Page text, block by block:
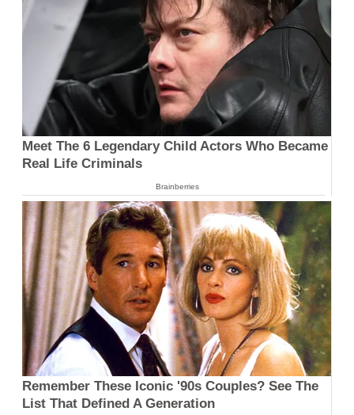
Meet The 6 Legendary Child Actors Who Became
Real Life Criminals
Brainberries
Remember These Iconic '90s Couples? See The
List That Defined A Generation